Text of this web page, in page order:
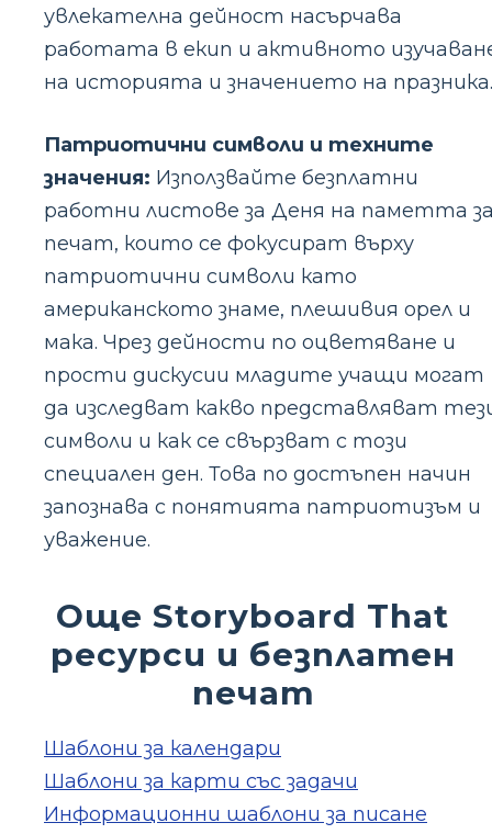
увлекателна дейност насърчава
работата в екип и активното
на историята и значението на празника.
Патриотични символи и техните
значения: Използвайте безплатни
работни листове за Деня на паметта
печат, които се фокусират върху
патриотични символи като
американското знаме, плешивия орел и
мака. Чрез дейности по оцветяване и
прости дискусии младите учащи могат
да изследват какво представляват
символи и как се свързват с този
специален ден. Това по достъпен начин
запознава с понятията патриотизъм и
уважение.
Още Storyboard That
ресурси и безплатен
печат
Шаблони за календари
Шаблони за карти със задачи
Информационни шаблони за писане